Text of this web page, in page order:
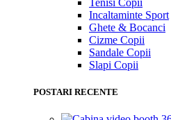
Tenisi Copii
Incaltaminte Sport
Ghete & Bocanci
Cizme Copii
Sandale Copii
Slapi Copii
POSTARI RECENTE